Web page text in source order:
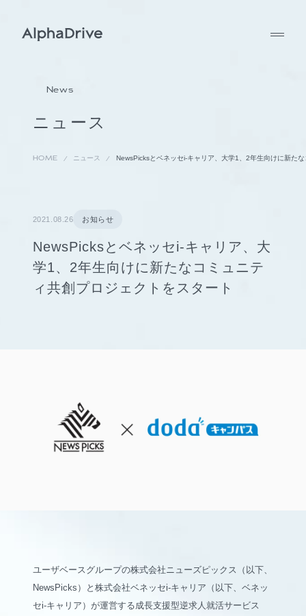
ニュース
News
HOME ニュース NewsPicksとベネッセi-キャリア、大学1、2年生向けに新た
2021.08.26 お知らせ
NewsPicksとベネッセi-キャリア、大
学1、2年生向けに新たなコミュニテ
ィ共創プロジェクトをスタート
ユーザベースグループの株式会社ニューズピックス（以下、
NewsPicks）と株式会社ベネッセi-キャリア（以下、ベネッ
セi-キャリア）が運営する成長支援型逆求人就活サービス